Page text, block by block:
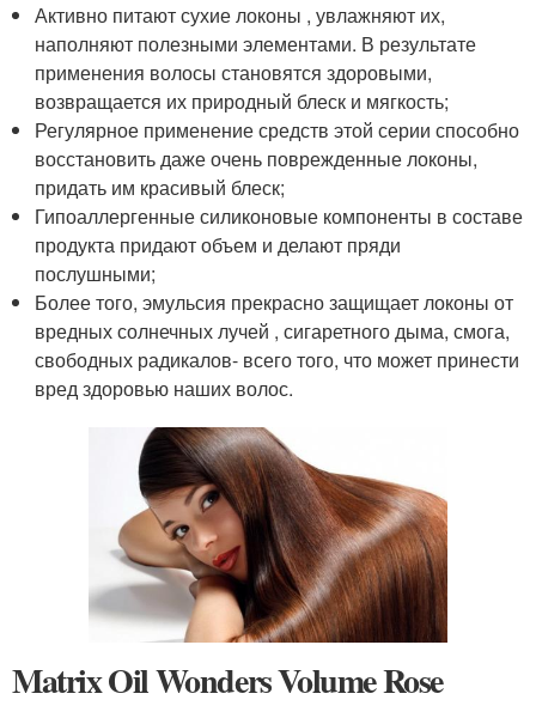
Активно питают сухие локоны , увлажняют их,
наполняют полезными элементами. В результате
применения волосы становятся здоровыми,
возвращается их природный блеск и мягкость;
Регулярное применение средств этой серии способно
восстановить даже очень поврежденные локоны,
придать им красивый блеск;
Гипоаллергенные силиконовые компоненты в составе
продукта придают объем и делают пряди
послушными;
Более того, эмульсия прекрасно защищает локоны от
вредных солнечных лучей , сигаретного дыма, смога,
свободных радикалов- всего того, что может принести
вред здоровью наших волос.
Matrix Oil Wonders Volume Rose